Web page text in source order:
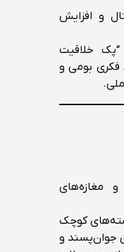
و افزایش
خلاقیت
فکری بومی و
مغازه‌های
کوچک
جوان‌پسند و